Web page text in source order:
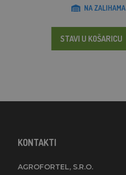
NA ZALIHAMA
STAVI U KOŠARICU
KONTAKTI
AGROFORTEL, S.R.O.